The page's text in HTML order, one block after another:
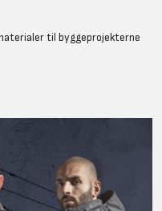
til byggeprojekterne